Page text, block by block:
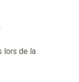
lors de la